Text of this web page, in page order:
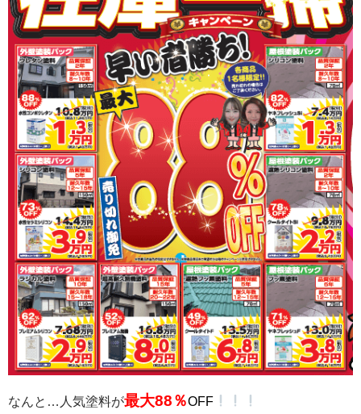
なんと…人気塗料が最大88％OFF